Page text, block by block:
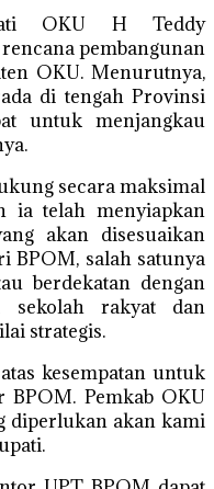
OKU H Teddy
pembangunan
OKU. Menurutnya,
di tengah Provinsi
untuk menjangkau
secara maksimal
ia telah menyiapkan
akan disesuaikan
BPOM, salah satunya
berdekatan dengan
sekolah rakyat dan
strategis.
kesempatan untuk
Pemkab OKU
diperlukan akan kami